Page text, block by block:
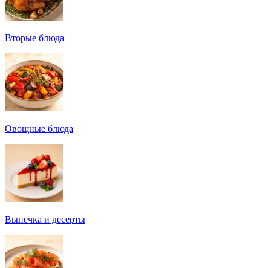
Вторые блюда
Овощные блюда
Выпечка и десерты